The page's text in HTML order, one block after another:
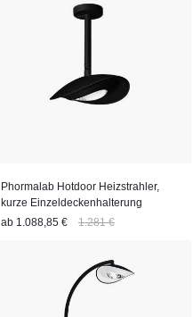
Phormalab Hotdoor Heizstrahler,
kurze Einzeldeckenhalterung
ab 1.088,85 € 1.281 €